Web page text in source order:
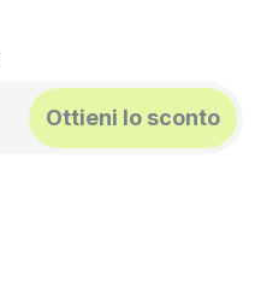
Ottieni lo sconto